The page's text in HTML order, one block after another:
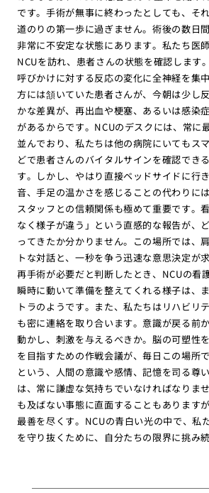
です。手術が無事に終わったとしても、そ
道のりの第一歩に過ぎません。術後の数日
非常に不安定な状態にあります。私たち医
NCUを訪れ、患者さんの状態を確認します
呼びかけに対する反応の変化に全神経を集
方には頷いていた患者さんが、今朝は少し
かな差異が、再出血や梗塞、あるいは感染
があるからです。NCUのデスクには、常に
並んでおり、私たちは他の病院にいてもス
どで患者さんのバイタルサインを確認でき
す。しかし、やはり直接ベッドサイドに行
音、手足の温かさを感じることの代わりに
スタッフとの信頼関係も極めて重要です。
なく様子が違う」という直感的な報告が、
ってきたか分かりません。この場所では、
トな対話と、一秒を争う迅速な意思決定が
再手術が必要だと判断したとき、NCUの看
瞬時に動いて準備を整えてくれる様子は、
トラのようです。また、私たちはリハビリ
も密に連絡を取り合います。意識が戻る前
動かし、刺激を与えるべきか。脳の可塑性
を目指すための作戦会議が、毎日この場所
という、人間の意識や感情、記憶を司る尊
は、常に謙虚な気持ちでいなければなりま
も及ばない事態に直面することもあります
最善を尽くす。NCUの青白い光の中で、私
を守り抜くために、自分たちの限界に挑み